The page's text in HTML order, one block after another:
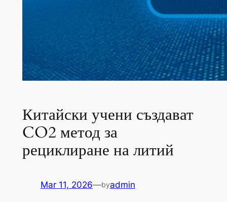
Китайски учени създават
CO2 метод за
рециклиране на литий
Mar 11, 2026—byadmin